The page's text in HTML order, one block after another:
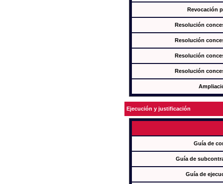
Revocación
Resolución
Resolución
Resolución
Resolución
Ejecución y justificación
Guía de
Guía de
Guía de